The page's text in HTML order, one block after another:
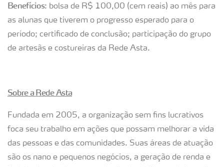
Benefícios: bolsa de R$ 100,00 (cem reais) ao mês para
as alunas que tiverem o progresso esperado para o
período; certificado de conclusão; participação do grupo
de artesãs e costureiras da Rede Asta.
Sobre a Rede Asta
Fundada em 2005, a organização sem fins lucrativos
foca seu trabalho em ações que possam melhorar a vida
das pessoas e das comunidades. Suas áreas de atuação
são os nano e pequenos negócios, a geração de renda e